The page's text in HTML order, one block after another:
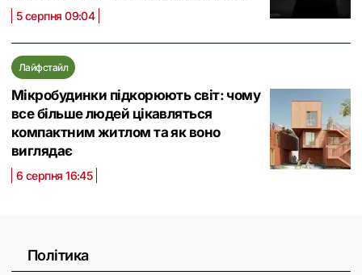
5 серпня 09:04
Лайфстайл
Мікробудинки підкорюють світ: чому
все більше людей цікавляться
компактним житлом та як воно
виглядає
6 серпня 16:45
Політика